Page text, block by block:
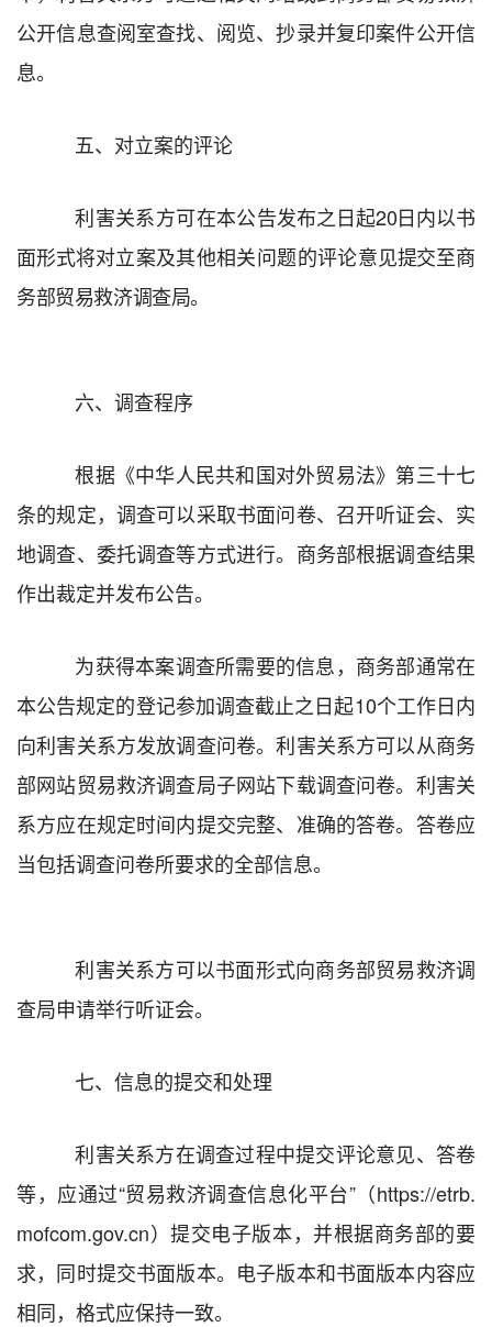
公开信息查阅室查找、阅览、抄录并复印案件公开信
息。
五、对立案的评论
利害关系方可在本公告发布之日起20日内以书
面形式将对立案及其他相关问题的评论意见提交至商
务部贸易救济调查局。
六、调查程序
根据《中华人民共和国对外贸易法》第三十七
条的规定， 调查可以采取书面问卷、 召开听证会、 实
地调查、委托调查等方式进行。商务部根据调查结果
作出裁定并发布公告。
为获得本案调查所需要的信息，商务部通常在
本公告规定的登记参加调查截止之日起10个工作日内
向利害关系方发放调查问卷。利害关系方可以从商务
部网站贸易救济调查局子网站下载调查问卷。利害关
系方应在规定时间内提交完整、准确的答卷。答卷应
当包括调查问卷所要求的全部信息。
利害关系方可以书面形式向商务部贸易救济调
查局申请举行听证会。
七、信息的提交和处理
利害关系方在调查过程中提交评论意见、答卷
等，应通过“贸易救济调查信息化平台”（https://etrb.
mofcom.gov.cn）提交电子版本，并根据商务部的要
求，同时提交书面版本。电子版本和书面版本内容应
相同，格式应保持一致。